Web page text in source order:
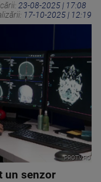
23-08-2025 | 17:08
17-10-2025 | 12:19
PROTV.RO
un senzor